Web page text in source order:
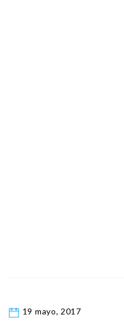
19 mayo, 2017